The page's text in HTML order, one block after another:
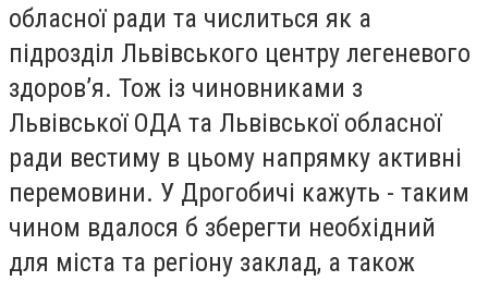
обласної ради та числиться як а
підрозділ Львівського центру легеневого
здоров’я. Тож із чиновниками з
Львівської ОДА та Львівської обласної
ради вестиму в цьому напрямку активні
перемовини. У Дрогобичі кажуть - таким
чином вдалося б зберегти необхідний
для міста та регіону заклад, а також